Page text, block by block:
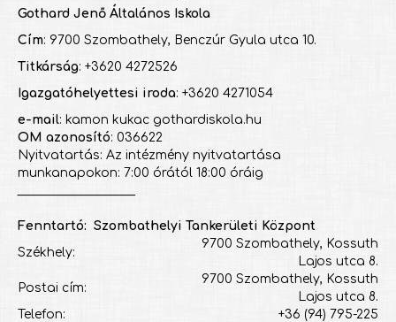
Gothard Jenő Általános Iskola
Cím: 9700 Szombathely, Benczúr Gyula utca 10.
Titkárság: +3620 4272526
Igazgatóhelyettesi iroda: +3620 4271054
e-mail: kamon kukac gothardiskola.hu
OM azonosító: 036622
Nyitvatartás: Az intézmény nyitvatartása
munkanapokon: 7:00 órától 18:00 óráig
Fenntartó: Szombathelyi Tankerületi Központ
Székhely:
9700 Szombathely, Kossuth
Lajos utca 8.
Postai cím:
9700 Szombathely, Kossuth
Lajos utca 8.
Telefon:
+36 (94) 795-225